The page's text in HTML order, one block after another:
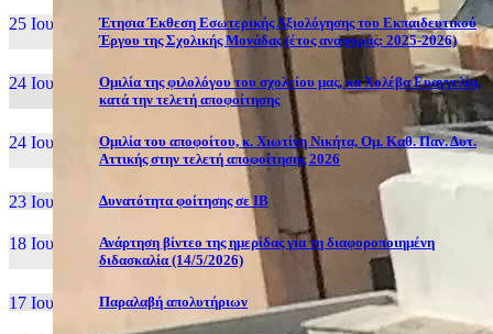
25 Ιουν, 26
Έτησια Έκθεση Εσωτερικής Αξιολόγησης του Εκπαιδευτικού
Έργου της Σχολικής Μονάδας (έτος αναφοράς: 2025-2026)
24 Ιουν, 26
Ομιλία της φιλολόγου του σχολείου μας, κα Χολέβα Ευαγγελία,
κατά την τελετή αποφοίτησης
24 Ιουν, 26
Ομιλία του αποφοίτου, κ. Χιωτίνη Νικήτα, Ομ. Καθ. Παν. Δυτ.
Αττικής στην τελετή αποφοίτησης 2026
23 Ιουν, 26 Δυνατότητα φοίτησης σε ΙΒ
18 Ιουν, 26
Ανάρτηση βίντεο της ημερίδας για τη διαφοροποιημένη
διδασκαλία (14/5/2026)
17 Ιουν, 26 Παραλαβή απολυτήριων